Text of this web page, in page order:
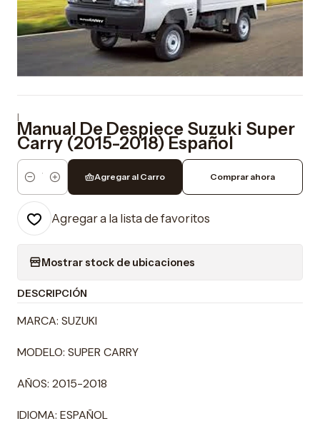
|
Manual De Despiece Suzuki Super
Carry (2015-2018) Español
Cantidad
Agregar al Carro Comprar ahora
Agregar a la lista de favoritos
Mostrar stock de ubicaciones
DESCRIPCIÓN
MARCA: SUZUKI
MODELO: SUPER CARRY
AÑOS: 2015-2018
IDIOMA: ESPAÑOL